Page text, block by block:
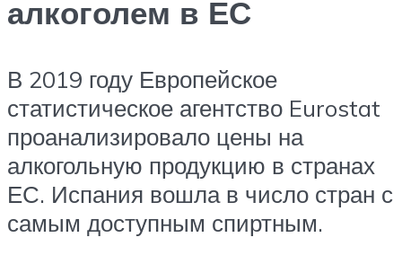
алкоголем в ЕС
В 2019 году Европейское
статистическое агентство Eurostat
проанализировало цены на
алкогольную продукцию в странах
ЕС. Испания вошла в число стран с
самым доступным спиртным.